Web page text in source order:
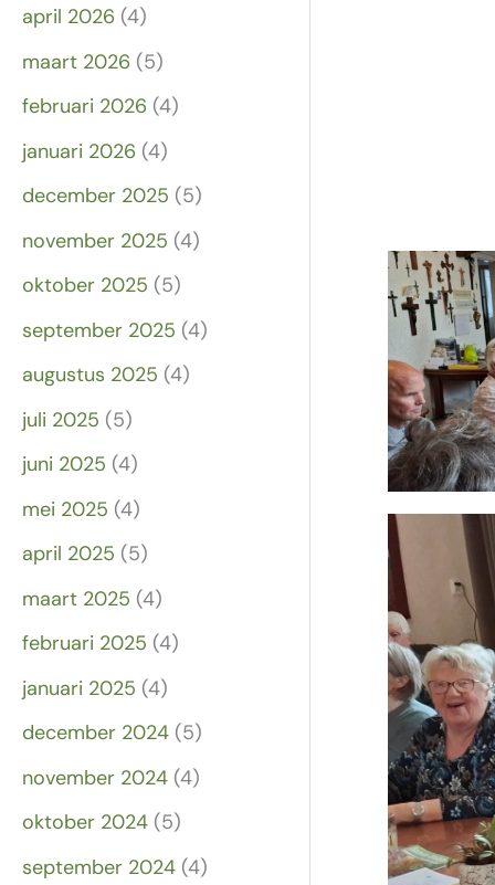
april 2026 (4)
maart 2026 (5)
februari 2026 (4)
januari 2026 (4)
december 2025 (5)
november 2025 (4)
oktober 2025 (5)
september 2025 (4)
augustus 2025 (4)
juli 2025 (5)
juni 2025 (4)
mei 2025 (4)
april 2025 (5)
maart 2025 (4)
februari 2025 (4)
januari 2025 (4)
december 2024 (5)
november 2024 (4)
oktober 2024 (5)
september 2024 (4)